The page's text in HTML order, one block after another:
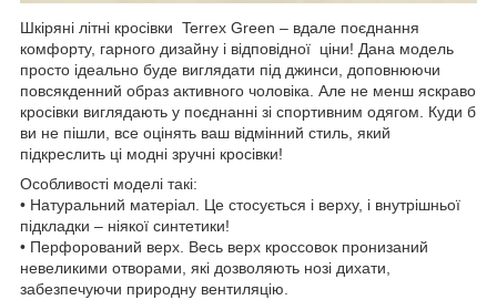
Шкіряні літні кросівки Terrex Green – вдале поєднання
комфорту, гарного дизайну і відповідної ціни! Дана модель
просто ідеально буде виглядати під джинси, доповнюючи
повсякденний образ активного чоловіка. Але не менш яскраво
кросівки виглядають у поєднанні зі спортивним одягом. Куди б
ви не пішли, все оцінять ваш відмінний стиль, який
підкреслить ці модні зручні кросівки!
Особливості моделі такі:
• Натуральний матеріал. Це стосується і верху, і внутрішньої
підкладки – ніякої синтетики!
• Перфорований верх. Весь верх кроссовок пронизаний
невеликими отворами, які дозволяють нозі дихати,
забезпечуючи природну вентиляцію.